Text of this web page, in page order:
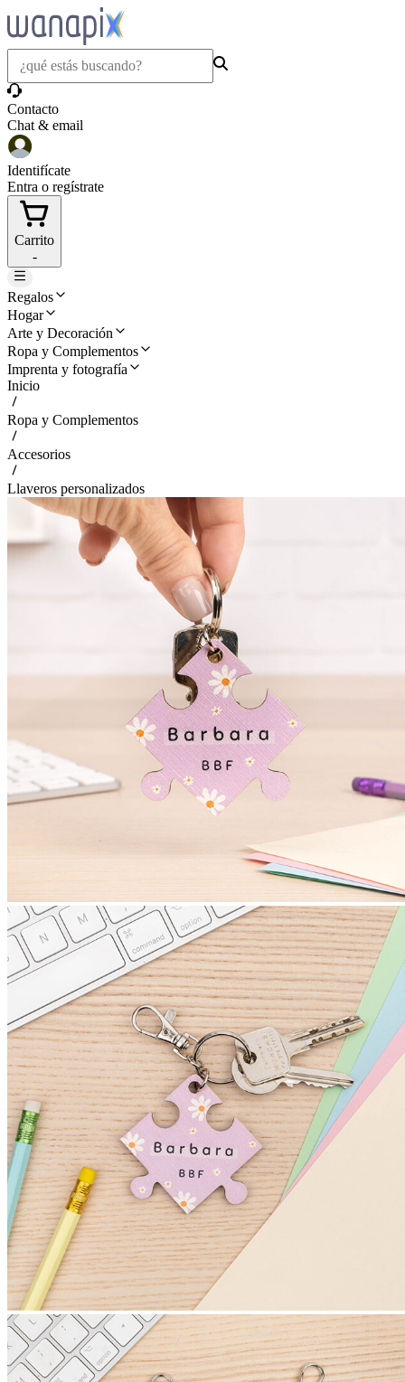
Contacto
Chat & email
Identifícate
Entra o regístrate
Carrito
-
Regalos
Hogar
Arte y Decoración
Ropa y Complementos
Imprenta y fotografía
Inicio
Ropa y Complementos
Accesorios
Llaveros personalizados